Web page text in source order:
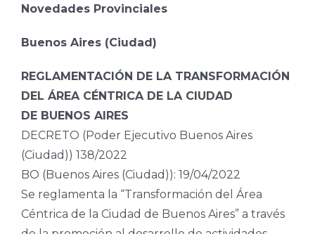
Novedades Provinciales
Buenos Aires (Ciudad)
REGLAMENTACIÓN DE LA TRANSFORMACIÓN
DEL ÁREA CÉNTRICA DE LA CIUDAD
DE BUENOS AIRES
DECRETO (Poder Ejecutivo Buenos Aires
(Ciudad)) 138/2022
BO (Buenos Aires (Ciudad)): 19/04/2022
Se reglamenta la “Transformación del Área
Céntrica de la Ciudad de Buenos Aires” a través